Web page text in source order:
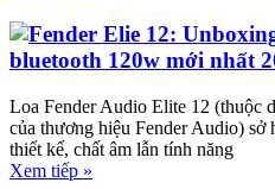
Fender Elie 12:
bluetooth 120w mới nhất
Loa Fender Audio Elite 12 (thuộc
của thương hiệu Fender Audio) sở
thiết kế, chất âm lẫn tính năng
Xem tiếp »